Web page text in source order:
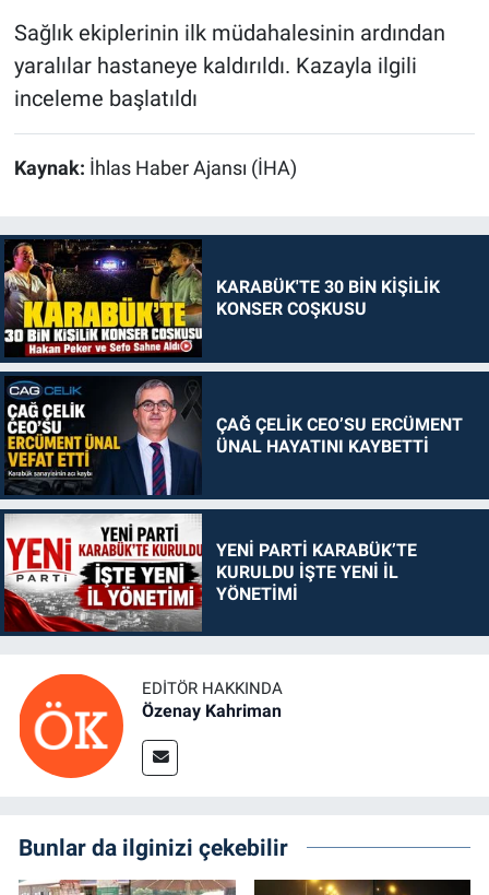
Sağlık ekiplerinin ilk müdahalesinin ardından
yaralılar hastaneye kaldırıldı. Kazayla ilgili
inceleme başlatıldı
Kaynak: İhlas Haber Ajansı (İHA)
KARABÜK'TE 30 BİN KİŞİLİK
KONSER COŞKUSU
ÇAĞ ÇELİK CEO’SU ERCÜMENT
ÜNAL HAYATINI KAYBETTİ
YENİ PARTİ KARABÜK’TE
KURULDU İŞTE YENİ İL
YÖNETİMİ
EDITÖR HAKKINDA
Özenay Kahriman
Bunlar da ilginizi çekebilir